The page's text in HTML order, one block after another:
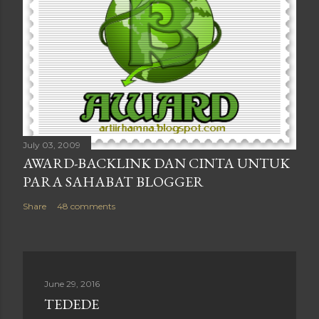
July 03, 2009
AWARD-BACKLINK DAN CINTA UNTUK
PARA SAHABAT BLOGGER
Share 48 comments
June 29, 2016
TEDEDE